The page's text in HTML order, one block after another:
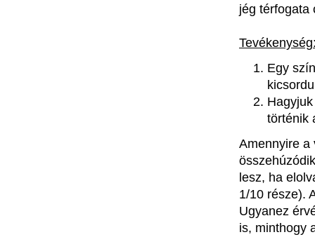
jég térfogata
Egy
történik
Amennyire a
lesz, ha
1/10 része).
Ugyanez
is, minthogy